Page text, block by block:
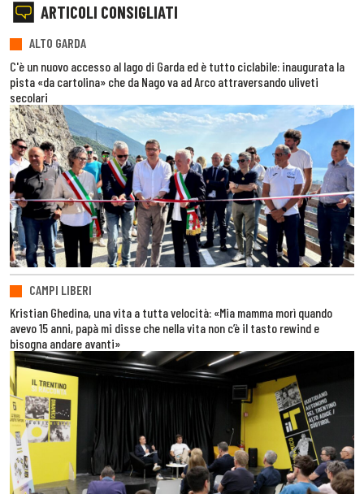
ARTICOLI CONSIGLIATI
ALTO GARDA
C'è un nuovo accesso al lago di Garda ed è tutto ciclabile: inaugurata la
pista «da cartolina» che da Nago va ad Arco attraversando uliveti
secolari
CAMPI LIBERI
Kristian Ghedina, una vita a tutta velocità: «Mia mamma morì quando
avevo 15 anni, papà mi disse che nella vita non c’è il tasto rewind e
bisogna andare avanti»